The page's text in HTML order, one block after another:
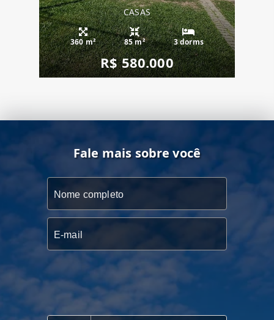
CASAS
360 m² 85 m² 3 dorms
R$ 580.000
Fale mais sobre você